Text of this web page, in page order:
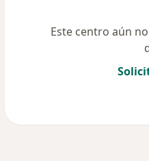
Este centro aún